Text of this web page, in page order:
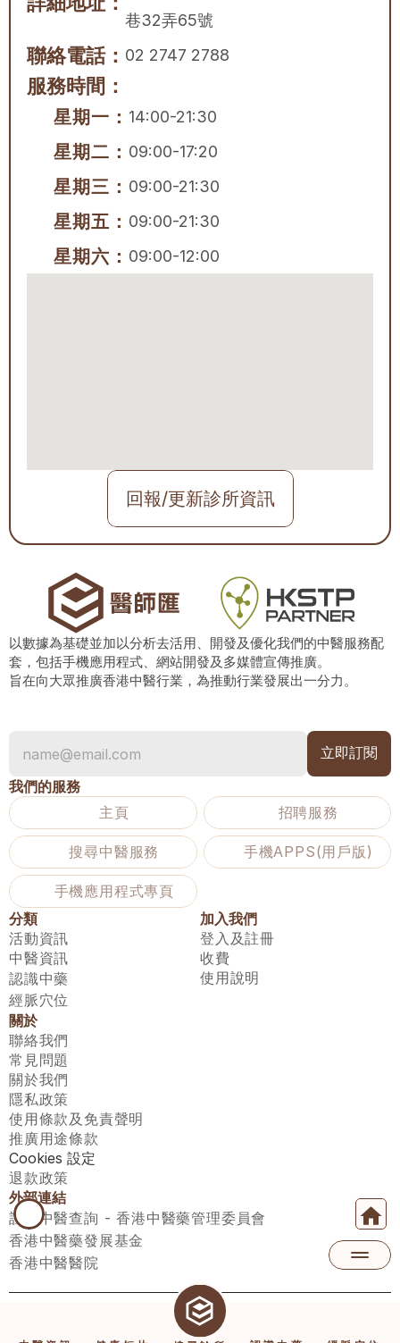
巷32弄65號
聯絡電話： 02 2747 2788
服務時間：
星期一： 14:00-21:30
星期二： 09:00-17:20
星期三： 09:00-21:30
星期五： 09:00-21:30
星期六： 09:00-12:00
回報/更新診所資訊
以數據為基礎並加以分析去活用、開發及優化我們的中醫服務配
套，包括手機應用程式、網站開發及多媒體宣傳推廣。
旨在向大眾推廣香港中醫行業，為推動行業發展出一分力。
我們的服務
主頁
招聘服務
搜尋中醫服務 手機APPS(用戶版)
手機應用程式專頁
分類
活動資訊
中醫資訊
認識中藥
經脈穴位
加入我們
登入及註冊
收費
使用說明
關於
聯絡我們
常見問題
關於我們
隱私政策
使用條款及免責聲明
推廣用途條款
Cookies 設定
退款政策
外部連結
註冊中醫查詢 - 香港中醫藥管理委員會
香港中醫藥發展基金
香港中醫醫院
醫師匯有限公司 ECWAY LIMITED Copyright 2026© All rights
reserved. 台灣地區：統一編號：00531876 稅籍編號：A100320069